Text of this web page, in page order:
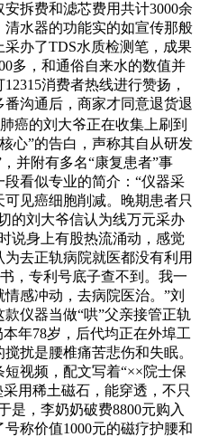
拆费和滤芯费用共计3000余
水器的功能实的如宣传那般
办了TDS水质检测笔，成果
多，和通俗自来水的数值并
消费者热线进行赞扬，
沟通后，商家才同意退货退
癌的刘大爷正在收集上刷到
心”的告白，声称其自从研发
并附有多名“康复患者”事
看似专业的简介：“仪器采
见癌细胞削减。晚期患者只
的刘大爷信认为线万元采办
说身上有股热流涌动，感觉
去正轨病院就医都没有利用
，专利号底子查不到。我一
感冲动，去病院医治。”刘
仪器当做“哄”父亲接管正轨
年78岁，后代均正在外埠工
扰是腰椎痛苦悲伤和失眠。
视频，配文写着“××院士保
用稀土磁石，能穿透，不只
是，李奶奶破费8800元购入
称价值1000元的磁疗护腰和